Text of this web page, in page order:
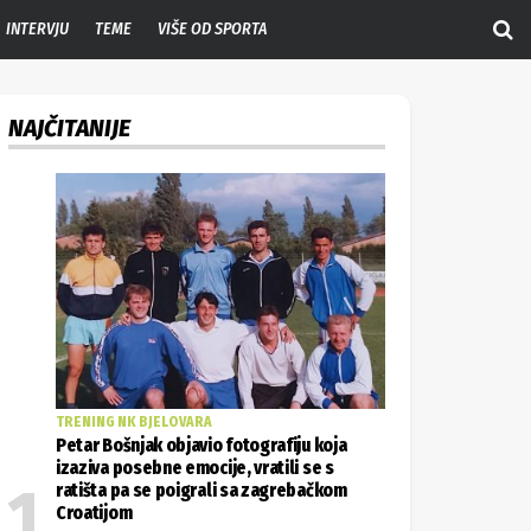
INTERVJU TEME VIŠE OD SPORTA
NAJČITANIJE
TRENING NK BJELOVARA
Petar Bošnjak objavio fotografiju koja
izaziva posebne emocije, vratili se s
ratišta pa se poigrali sa zagrebačkom
Croatijom